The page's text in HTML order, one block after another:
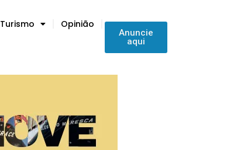
Turismo Opinião
Anuncie
aqui